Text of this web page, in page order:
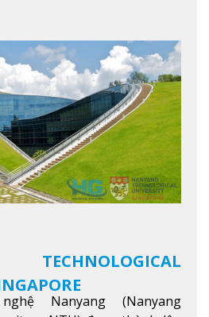
chất lượng nhằm nâng cao
năng lực của sinh viên và các
thêm
Nanyang (Nanyang